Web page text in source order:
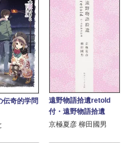
伝奇的学問
遠野物語拾遺retold
付・遠野物語拾遺
京極夏彦 柳田國男